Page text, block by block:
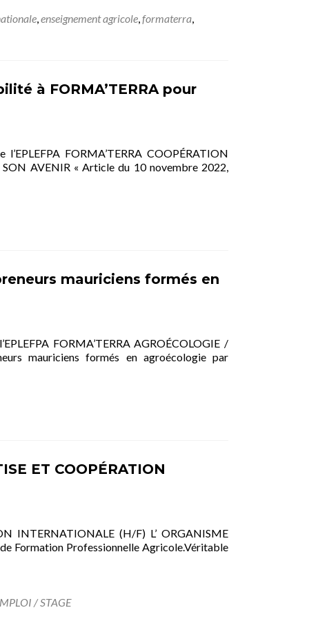
,enseignement agricole,formaterra,
à FORMA’TERRA pour
FORMA’TERRA COOPÉRATION
AVENIR « Article du 10 novembre 2022,
mauriciens formés en
FORMA’TERRA AGROÉCOLOGIE /
mauriciens formés en agroécologie par
ET COOPÉRATION
INTERNATIONALE (H/F) L’ ORGANISME
de Formation Professionnelle Agricole.Véritable
/ STAGE